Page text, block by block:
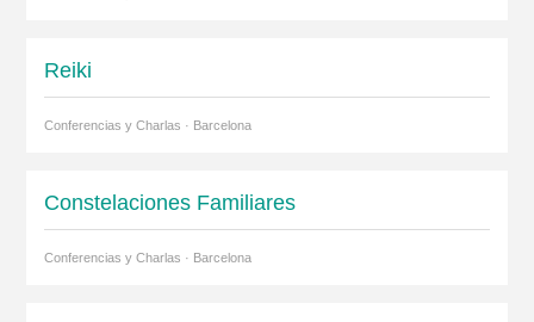
Reiki
Conferencias y Charlas · Barcelona
Constelaciones Familiares
Conferencias y Charlas · Barcelona